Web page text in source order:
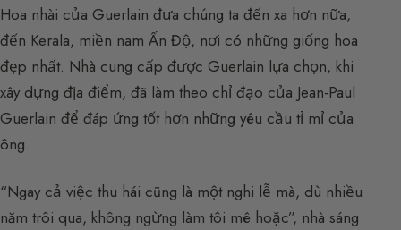
Hoa nhài của Guerlain đưa chúng ta đến xa hơn nữa,
đến Kerala, miền nam Ấn Độ, nơi có những giống hoa
đẹp nhất. Nhà cung cấp được Guerlain lựa chọn, khi
xây dựng địa điểm, đã làm theo chỉ đạo của Jean-Paul
Guerlain để đáp ứng tốt hơn những yêu cầu tỉ mỉ của
ông.
“Ngay cả việc thu hái cũng là một nghi lễ mà, dù nhiều
năm trôi qua, không ngừng làm tôi mê hoặc”, nhà sáng